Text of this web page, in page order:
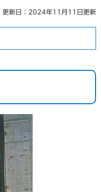
更新日：2024年11月11日更新